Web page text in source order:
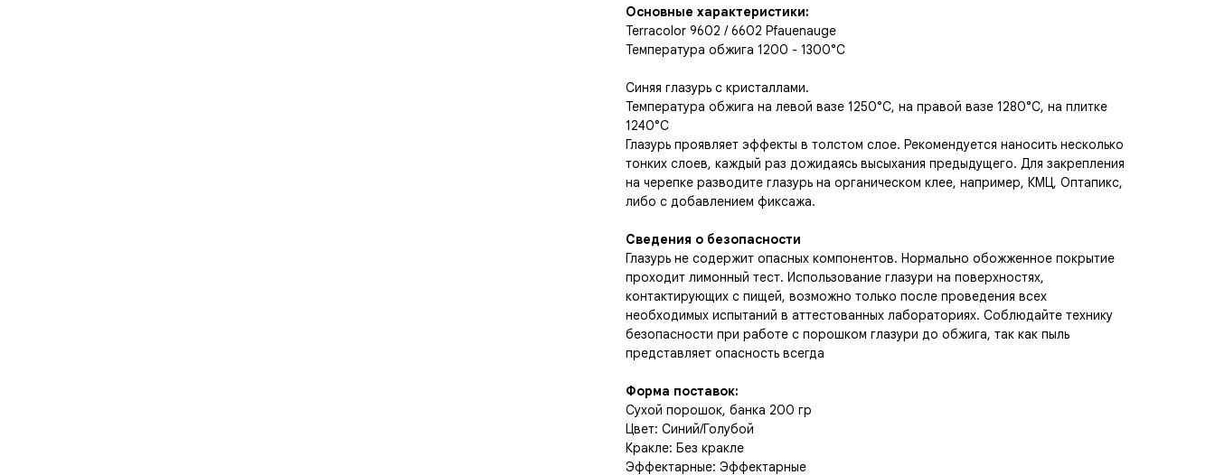
Основные характеристики:
Terracolor 9602 / 6602 Pfauenauge
Температура обжига 1200 - 1300°C
Синяя глазурь с кристаллами.
Температура обжига на левой вазе 1250°С, на правой вазе 1280°С, на плитке
1240°С
Глазурь проявляет эффекты в толстом слое. Рекомендуется наносить несколько
тонких слоев, каждый раз дожидаясь высыхания предыдущего. Для закрепления
на черепке разводите глазурь на органическом клее, например, КМЦ, Оптапикс,
либо с добавлением фиксажа.
Сведения о безопасности
Глазурь не содержит опасных компонентов. Нормально обожженное покрытие
проходит лимонный тест. Использование глазури на поверхностях,
контактирующих с пищей, возможно только после проведения всех
необходимых испытаний в аттестованных лабораториях. Соблюдайте технику
безопасности при работе с порошком глазури до обжига, так как пыль
представляет опасность всегда
Форма поставок:
Сухой порошок, банка 200 гр
Цвет: Синий/Голубой
Кракле: Без кракле
Эффектарные: Эффектарные